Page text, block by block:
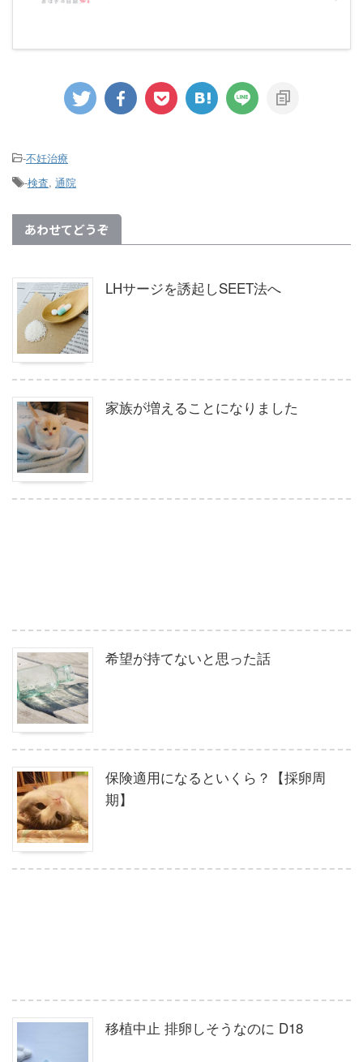
-不妊治療
-検査, 通院
あわせてどうぞ
LHサージを誘起しSEET法へ
家族が増えることになりました
希望が持てないと思った話
保険適用になるといくら？【採卵周
期】
移植中止 排卵しそうなのに D18